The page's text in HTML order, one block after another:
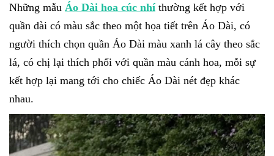
Những mẫu Áo Dài hoa cúc nhí thường kết hợp với
quần dài có màu sắc theo một họa tiết trên Áo Dài, có
người thích chọn quần Áo Dài màu xanh lá cây theo sắc
lá, có chị lại thích phối với quần màu cánh hoa, mỗi sự
kết hợp lại mang tới cho chiếc Áo Dài nét đẹp khác
nhau.